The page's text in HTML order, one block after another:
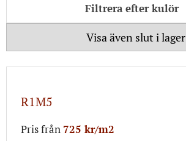
Filtrera efter kulör
Visa även slut i lager
R1M5
Pris från 725 kr/m2